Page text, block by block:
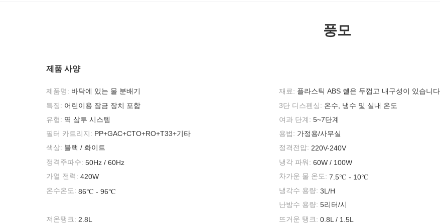
풍모
제품 사양
제품명: 바닥에 있는 물 분배기 재료: 플라스틱 ABS 쉘은 두껍고 내구성이 있습니
특징: 어린이용 잠금 장치 포함 3단 디스펜싱: 온수, 냉수 및 실내 온도
유형: 역 삼투 시스템 여과 단계: 5~7단계
필터 카트리지: PP+GAC+CTO+RO+T33+기타 용법: 가정용/사무실
색상: 블랙 / 화이트 정격전압: 220V-240V
정격주파수: 50Hz / 60Hz 냉각 파워: 60W / 100W
가열 전력: 420W 차가운 물 온도: 7.5℃ - 10℃
온수온도: 86℃ - 96℃ 냉각수 용량: 3L/H
난방수 용량: 5리터/시
저온탱크: 2.8L 뜨거운 탱크: 0.8L / 1.5L